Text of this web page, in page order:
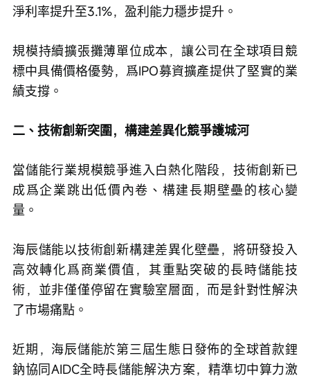
淨利率提升至3.1%，盈利能力穩步提升。
規模持續擴張攤薄單位成本，讓公司在全球項目競
標中具備價格優勢，爲IPO募資擴產提供了堅實的業
績支撐。
二、技術創新突圍，構建差異化競爭護城河
當儲能行業規模競爭進入白熱化階段，技術創新已
成爲企業跳出低價內卷、構建長期壁壘的核心變
量。
海辰儲能以技術創新構建差異化壁壘，將研發投入
高效轉化爲商業價值，其重點突破的長時儲能技
術，並非僅僅停留在實驗室層面，而是針對性解決
了市場痛點。
近期，海辰儲能於第三屆生態日發佈的全球首款鋰
鈉協同AIDC全時長儲能解決方案，精準切中算力激